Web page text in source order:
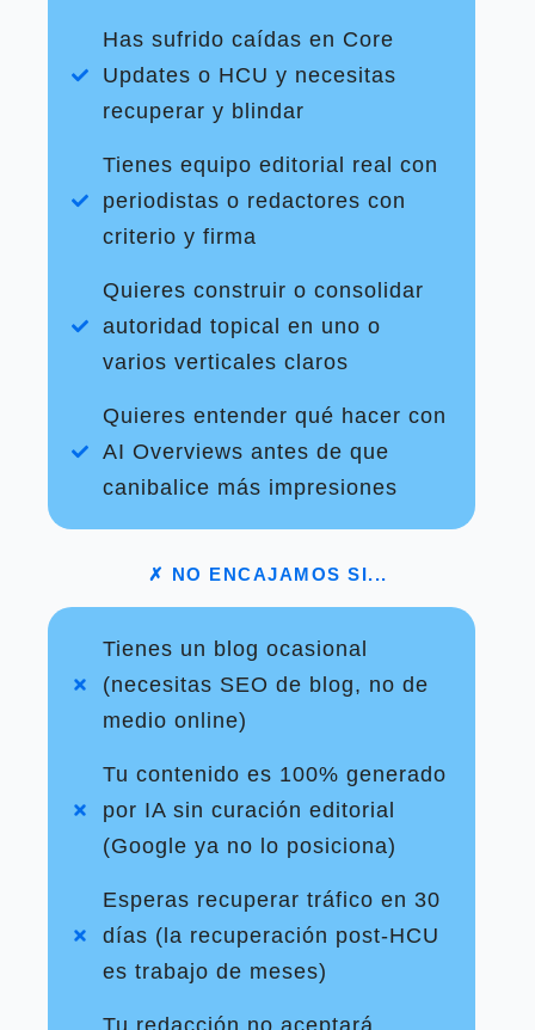
Has sufrido caídas en Core
Updates o HCU y necesitas
recuperar y blindar
Tienes equipo editorial real con
periodistas o redactores con
criterio y firma
Quieres construir o consolidar
autoridad topical en uno o
varios verticales claros
Quieres entender qué hacer con
AI Overviews antes de que
canibalice más impresiones
✗ NO ENCAJAMOS SI...
Tienes un blog ocasional
(necesitas SEO de blog, no de
medio online)
Tu contenido es 100% generado
por IA sin curación editorial
(Google ya no lo posiciona)
Esperas recuperar tráfico en 30
días (la recuperación post-HCU
es trabajo de meses)